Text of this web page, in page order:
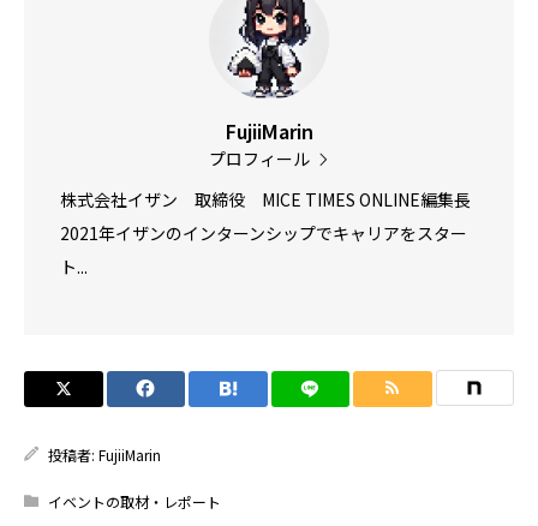
FujiiMarin
プロフィール
株式会社イザン 取締役 MICE TIMES ONLINE編集長
2021年イザンのインターンシップでキャリアをスター
ト...
投稿者: FujiiMarin
イベントの取材・レポート